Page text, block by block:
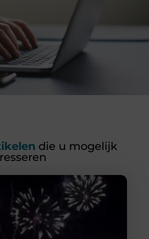
die u mogelijk